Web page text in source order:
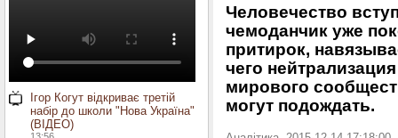
Ігор Когут відкриває третій
набір до школи "Нова Україна"
(ВІДЕО)
Человечество
чемоданчик уже
притирок,
чего
мирового
могут подождать.